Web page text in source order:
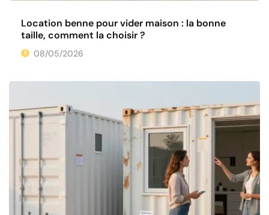
Location benne pour vider maison : la bonne
taille, comment la choisir ?
08/05/2026